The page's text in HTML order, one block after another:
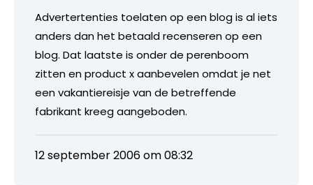
Advertertenties toelaten op een blog is al iets
anders dan het betaald recenseren op een
blog. Dat laatste is onder de perenboom
zitten en product x aanbevelen omdat je net
een vakantiereisje van de betreffende
fabrikant kreeg aangeboden.
12 september 2006 om 08:32